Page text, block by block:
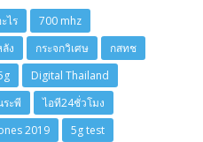
ไร
700 mhz
ง กระจกวิเศษ
กสทช
Digital Thailand
ะพี
ไอที24ชั่วโมง
2019
5g test